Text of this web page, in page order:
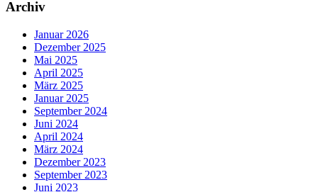
Archiv
Januar 2026
Dezember 2025
Mai 2025
April 2025
März 2025
Januar 2025
September 2024
Juni 2024
April 2024
März 2024
Dezember 2023
September 2023
Juni 2023